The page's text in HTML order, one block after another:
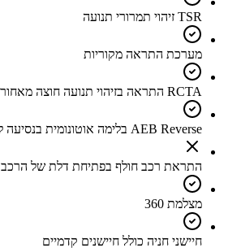
TSR זיהוי תמרורי תנועה
מערכת התראה מקוריות
RCTA התראה בזיהוי תנועה חוצה מאחור
AEB Reverse בלימה אוטונומית בנסיעה לאחור
התראת רכב חולף בפתיחת דלת של הרכב
מצלמת 360
חיישני חניה כולל חיישנים קדמיים